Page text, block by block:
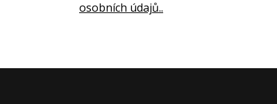
osobních údajů..